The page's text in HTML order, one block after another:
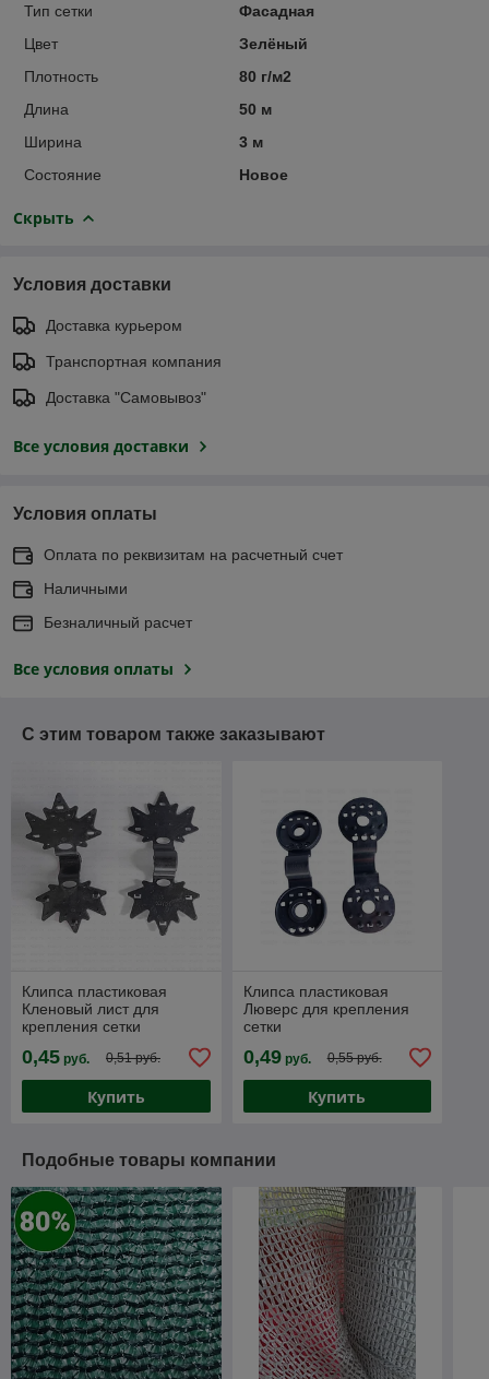
Тип сетки
Фасадная
Цвет
Зелёный
Плотность
80 г/м2
Длина
50 м
Ширина
3 м
Состояние
Новое
Скрыть
Условия доставки
Доставка курьером
Транспортная компания
Доставка "Самовывоз"
Все условия доставки
Условия оплаты
Оплата по реквизитам на расчетный счет
Наличными
Безналичный расчет
Все условия оплаты
С этим товаром также заказывают
Клипса пластиковая
Кленовый лист для
крепления сетки
0,45 руб. 0,51 руб.
Купить
Клипса пластиковая
Люверс для крепления
сетки
0,49руб. 0,55 руб.
Купить
Подобные товары компании